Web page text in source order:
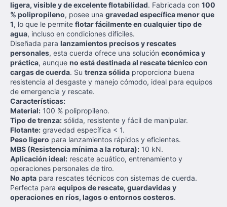
ligera, visible y de excelente flotabilidad. Fabricada con 100
% polipropileno, posee una gravedad específica menor que
1, lo que le permite flotar fácilmente en cualquier tipo de
agua, incluso en condiciones difíciles.
Diseñada para lanzamientos precisos y rescates
personales, esta cuerda ofrece una solución económica y
práctica, aunque no está destinada al rescate técnico con
cargas de cuerda. Su trenza sólida proporciona buena
resistencia al desgaste y manejo cómodo, ideal para equipos
de emergencia y rescate.
Características:
Material: 100 % polipropileno.
Tipo de trenza: sólida, resistente y fácil de manipular.
Flotante: gravedad específica < 1.
Peso ligero para lanzamientos rápidos y eficientes.
MBS (Resistencia mínima a la rotura): 10 kN.
Aplicación ideal: rescate acuático, entrenamiento y
operaciones personales de tiro.
No apta para rescates técnicos con sistemas de cuerda.
Perfecta para equipos de rescate, guardavidas y
operaciones en ríos, lagos o entornos costeros.